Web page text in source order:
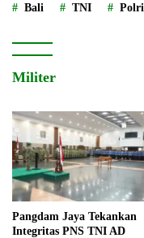
Bali TNI Polri
Militer
Pangdam Jaya Tekankan
Integritas PNS TNI AD